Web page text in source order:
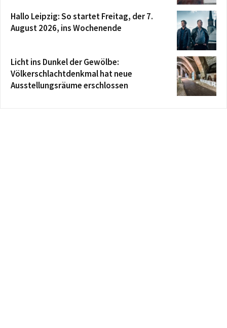
Hallo Leipzig: So startet Freitag, der 7.
August 2026, ins Wochenende
Licht ins Dunkel der Gewölbe:
Völkerschlachtdenkmal hat neue
Ausstellungsräume erschlossen